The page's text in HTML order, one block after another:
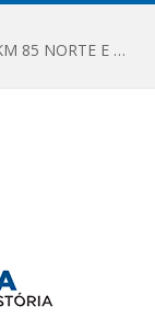
OBRAS DA QUADRA POLIESPORTIVA DO KM 85 NORTE E DA ESCOLA GASPAR VIANA AVANÇAM